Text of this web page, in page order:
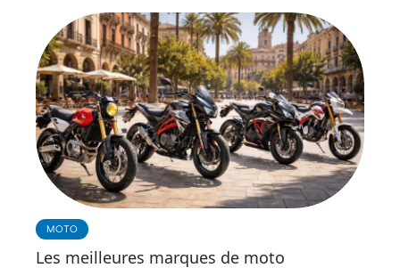
MOTO
Les meilleures marques de moto